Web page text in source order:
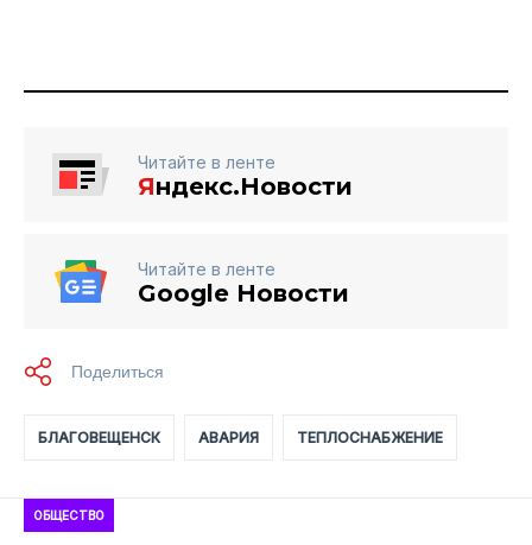
Читайте в ленте
Яндекс.Новости
Читайте в ленте
Google Новости
БЛАГОВЕЩЕНСК АВАРИЯ ТЕПЛОСНАБЖЕНИЕ
ОБЩЕСТВО